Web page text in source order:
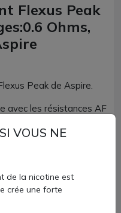
Flexus Peak
Ohms,
Peak de Aspire.
avec les résistances AF
proposée en 0.6 ou
VOUS NE
de la nicotine est
crée une forte